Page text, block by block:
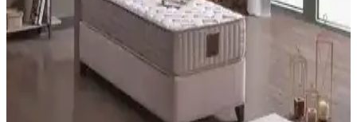
HB Bedding Aloe vera içeren ortopedik bonel yaylı yatak, orta
sertlikte konfor ve omurga hizasını destekler. Aloe yüzey nazik
dokunuş sağlar; rulo ambalaj ve yaklaşık 24 cm yükseklik üretim
varyasyonlarını dikkate alır; uzun ömürlü kullanım için uygundur.
Midilife Bamboo Hygiene ve Comfort Yatak:
Sağlıklı ve Konforlu Uyku İçin Yenilikçi Tasarım